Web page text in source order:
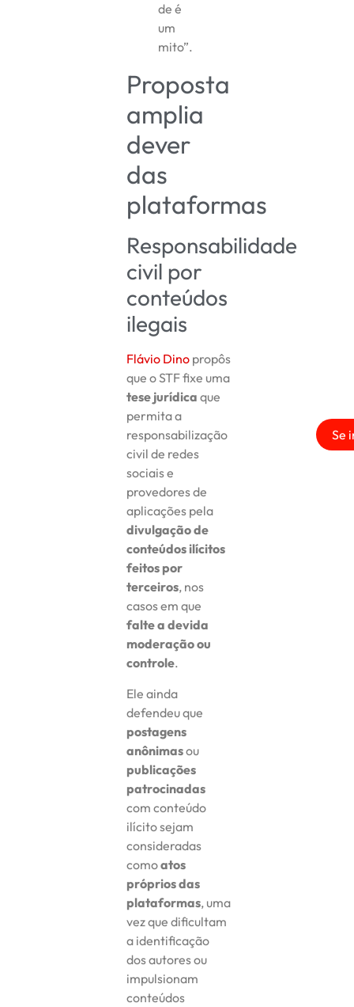
de é
um
mito”.
Proposta
amplia
dever
das
plataformas
Responsabilidade
civil por
conteúdos
ilegais
Flávio Dinopropôs
que o STF fixe uma
tese jurídica que
permita a
responsabilização
civil de redes
sociais e
provedores de
aplicações pela
divulgação de
conteúdos ilícitos
feitos por
terceiros, nos
casos em que
falte a devida
moderação ou
controle.
Ele ainda
defendeu que
postagens
anônimasou
publicações
patrocinadas
com conteúdo
ilícito sejam
consideradas
comoatos
próprios das
plataformas, uma
vez que dificultam
a identificação
dos autores ou
impulsionam
conteúdos
Se